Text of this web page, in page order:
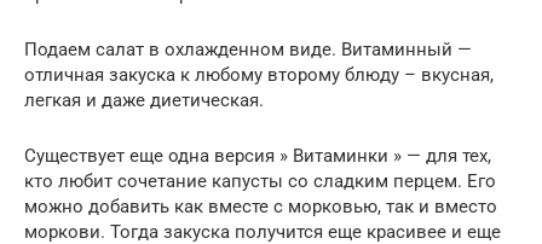
Подаем салат в охлажденном виде. Витаминный —
отличная закуска к любому второму блюду – вкусная,
легкая и даже диетическая.
Существует еще одна версия » Витаминки » — для тех,
кто любит сочетание капусты со сладким перцем. Его
можно добавить как вместе с морковью, так и вместо
моркови. Тогда закуска получится еще красивее и еще